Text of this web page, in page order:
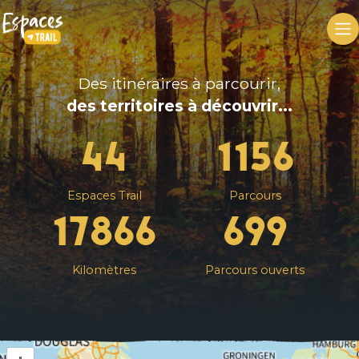
Des itinéraires à parcourir,
des territoires à découvrir...
44
Espaces Trail
1156
Parcours
17866
Kilomètres
699
Parcours ouverts